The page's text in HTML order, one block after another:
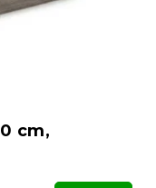
cm,